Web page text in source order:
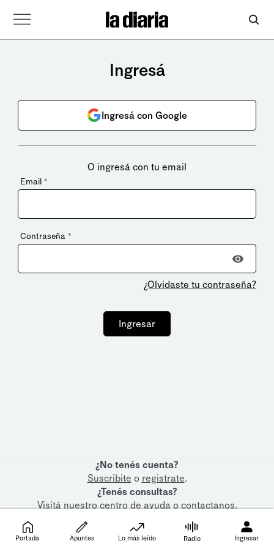
Ingresá
Ingresá con Google
O ingresá con tu email
Email *
Contraseña *
¿Olvidaste tu contraseña?
Ingresar
¿No tenés cuenta?
Suscribite o registrate.
¿Tenés consultas?
Visitá nuestrocentro de ayudaocontactanos.
Portada Apuntes Lo más leído Radio Ingresar